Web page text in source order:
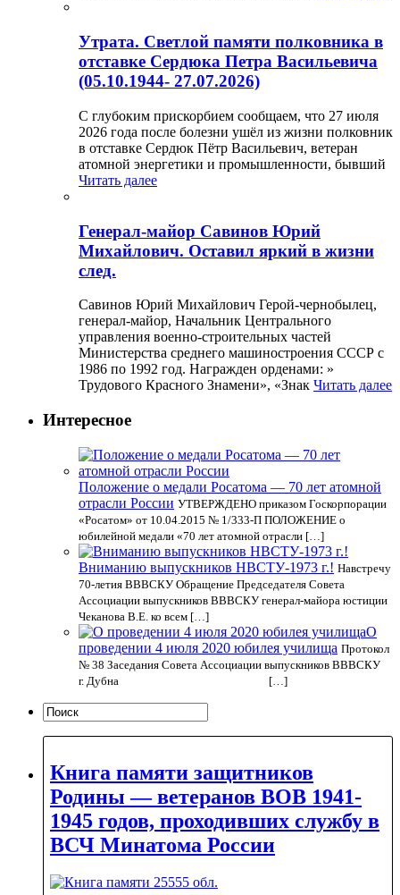
Утрата. Светлой памяти полковника в
отставке Сердюка Петра Васильевича
(05.10.1944- 27.07.2026)
С глубоким прискорбием сообщаем, что 27 июля
2026 года после болезни ушёл из жизни полковник
в отставке Сердюк Пётр Васильевич, ветеран
атомной энергетики и промышленности, бывший
Читать далее
Генерал-майор Савинов Юрий
Михайлович. Оставил яркий в жизни
след.
Савинов Юрий Михайлович Герой-чернобылец,
генерал-майор, Начальник Центрального
управления военно-строительных частей
Министерства среднего машиностроения СССР с
1986 по 1992 год. Награжден орденами: »
Трудового Красного Знамени», «Знак Читать далее
Интересное
Положение о медали Росатома — 70 лет атомной
отрасли России УТВЕРЖДЕНО приказом Госкорпорации
«Росатом» от 10.04.2015 № 1/333-П ПОЛОЖЕНИЕ о
юбилейной медали «70 лет атомной отрасли […]
Вниманию выпускников НВСТУ-1973 г.! Навстречу
70-летия ВВВСКУ Обращение Председателя Совета
Ассоциации выпускников ВВВСКУ генерал-майора юстиции
Чеканова В.Е. ко всем […]
О
проведении 4 июля 2020 юбилея училища Протокол
№ 38 Заседания Совета Ассоциации выпускников ВВВСКУ
г. Дубна […]
Книга памяти защитников
Родины — ветеранов ВОВ 1941-
1945 годов, проходивших службу в
ВСЧ Минатома России